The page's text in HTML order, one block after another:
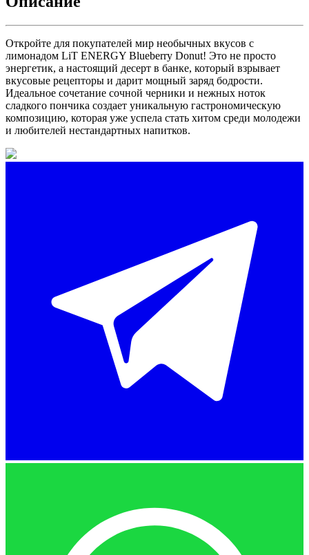
Откройте для покупателей мир необычных вкусов с
лимонадом LiT ENERGY Blueberry Donut! Это не просто
энергетик, а настоящий десерт в банке, который взрывает
вкусовые рецепторы и дарит мощный заряд бодрости.
Идеальное сочетание сочной черники и нежных ноток
сладкого пончика создает уникальную гастрономическую
композицию, которая уже успела стать хитом среди молодежи
и любителей нестандартных напитков.